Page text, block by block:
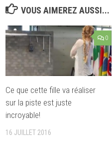
VOUS AIMEREZ AUSSI...
0
Ce que cette fille va réaliser
sur la piste est juste
incroyable!
16 JUILLET 2016